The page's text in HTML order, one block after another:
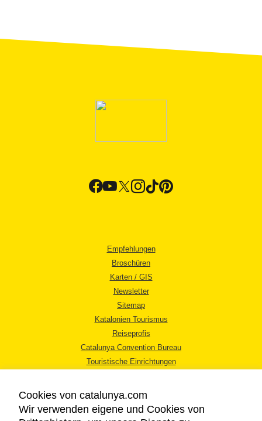
Empfehlungen
Broschüren
Karten / GIS
Newsletter
Sitemap
Katalonien Tourismus
Reiseprofis
Catalunya Convention Bureau
Touristische Einrichtungen
Cookies von catalunya.com
Wir verwenden eigene und Cookies von